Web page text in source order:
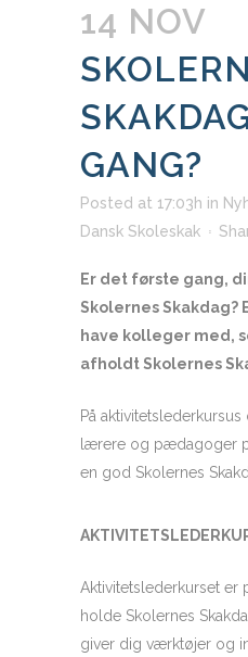
14 NOV
GANG?
Posted at 17:03h in
Dansk Skoleskak
Er det første gang,
Skolernes Skakdag?
have kolleger med,
afholdt Skolernes
På
lærere og pædagoger
en god Skolernes
Aktivitetslederkurset er
holde Skolernes
giver dig værktøjer og